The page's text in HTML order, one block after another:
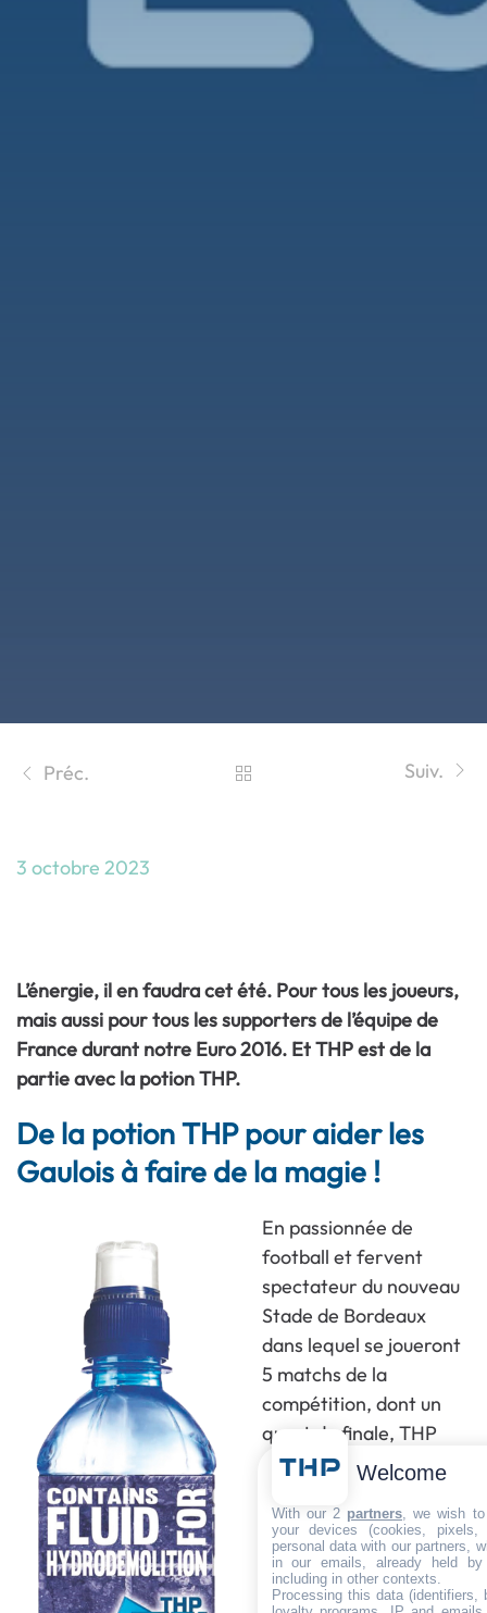
Préc. Suiv.
3 octobre 2023
L’énergie, il en faudra cet été. Pour tous les joueurs,
mais aussi pour tous les supporters de l’équipe de
France durant notre Euro 2016. Et THP est de la
partie avec la potion THP.
De la potion THP pour aider les
Gaulois à faire de la magie !
En passionnée de
football et fervent
spectateur du nouveau
Stade de Bordeaux
dans lequel se joueront
5 matchs de la
compétition, dont un
quart de finale, THP
souhaite accompagner
façon rafraîchissante.
Parce que l’eau est
notre matière
Welcome
With our 2 partners , we wish
your devices (cookies,
personal data with our partners,
in our emails, already held
including in other contexts.
Processing this data (identifiers,